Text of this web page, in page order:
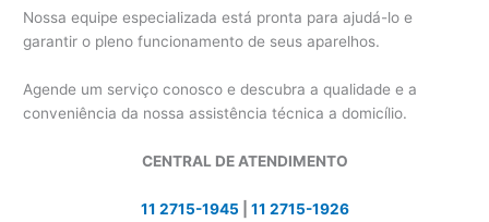
Nossa equipe especializada está pronta para ajudá-lo e
garantir o pleno funcionamento de seus aparelhos.
Agende um serviço conosco e descubra a qualidade e a
conveniência da nossa assistência técnica a domicílio.
CENTRAL DE ATENDIMENTO
11 2715-1945
11 2715-1926